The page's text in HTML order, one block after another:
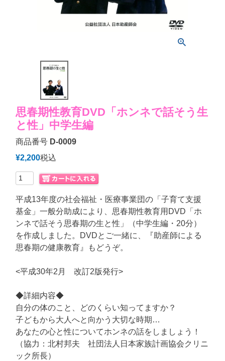
思春期性教育DVD「ホンネで話そう生
と性」中学生編
商品番号 D-0009
¥2,200税込
平成13年度の社会福祉・医療事業団の「子育て支援
基金」一般分助成により、思春期性教育用DVD「ホ
ンネで話そう思春期の生と性」（中学生編・20分）
を作成しました。DVDとご一緒に、『助産師による
思春期の健康教育』もどうぞ。
<平成30年2月 改訂2版発行>
◆詳細内容◆
自分の体のこと、どのくらい知ってますか？
子どもから大人へと向かう大切な時期…
あなたの心と性についてホンネの話をしましょう！
（協力：北村邦夫 社団法人日本家族計画協会クリニ
ック所長）